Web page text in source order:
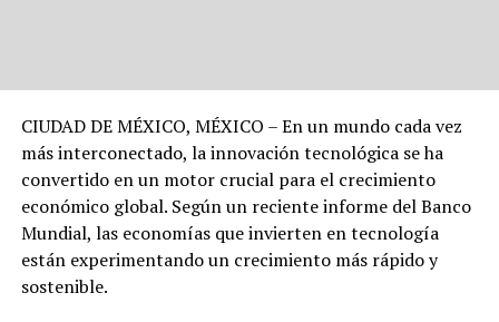
CIUDAD DE MÉXICO, MÉXICO – En un mundo cada vez
más interconectado, la innovación tecnológica se ha
convertido en un motor crucial para el crecimiento
económico global. Según un reciente informe del Banco
Mundial, las economías que invierten en tecnología
están experimentando un crecimiento más rápido y
sostenible.